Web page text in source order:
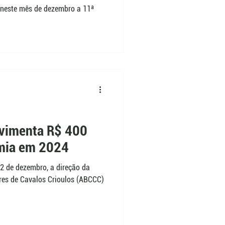
mês de dezembro a 11ª
R$ 400
em 2024
de dezembro, a direção da
de Cavalos Crioulos (ABCCC)